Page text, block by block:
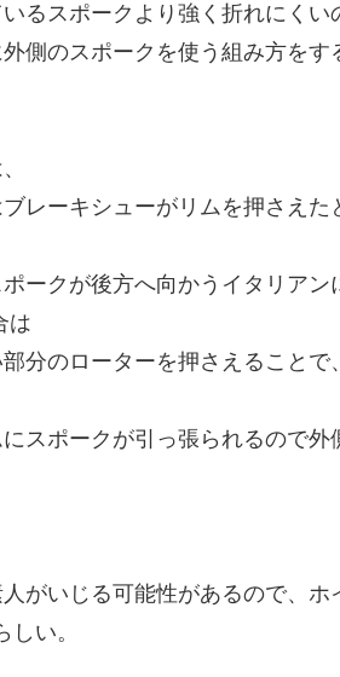
るスポークより強く折れにくい
側のスポークを使う組み方をす
レーキシューがリムを押さえた
ークが後方へ向かうイタリアン
は
分のローターを押さえることで
スポークが引っ張られるので外
がいじる可能性があるので、ホ
い。